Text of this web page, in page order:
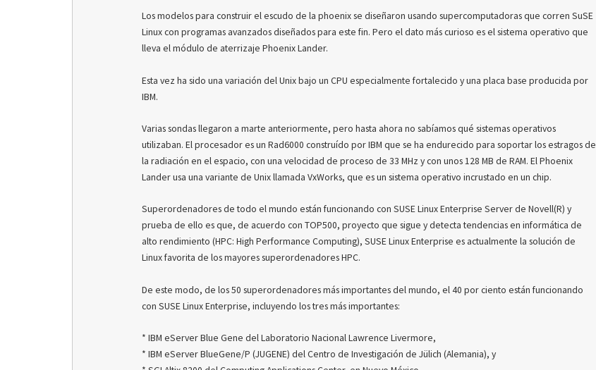
Los modelos para construir el escudo de la phoenix se diseñaron usando supercomputadoras que corren SuSE
Linux con programas avanzados diseñados para este fin. Pero el dato más curioso es el sistema operativo que
lleva el módulo de aterrizaje Phoenix Lander.
Esta vez ha sido una variación del Unix bajo un CPU especialmente fortalecido y una placa base producida por
IBM.
Varias sondas llegaron a marte anteriormente, pero hasta ahora no sabíamos qué sistemas operativos
utilizaban. El procesador es un Rad6000 construído por IBM que se ha endurecido para soportar los estragos de
la radiación en el espacio, con una velocidad de proceso de 33 MHz y con unos 128 MB de RAM. El Phoenix
Lander usa una variante de Unix llamada VxWorks, que es un sistema operativo incrustado en un chip.
Superordenadores de todo el mundo están funcionando con SUSE Linux Enterprise Server de Novell(R) y
prueba de ello es que, de acuerdo con TOP500, proyecto que sigue y detecta tendencias en informática de
alto rendimiento (HPC: High Performance Computing), SUSE Linux Enterprise es actualmente la solución de
Linux favorita de los mayores superordenadores HPC.
De este modo, de los 50 superordenadores más importantes del mundo, el 40 por ciento están funcionando
con SUSE Linux Enterprise, incluyendo los tres más importantes:
* IBM eServer Blue Gene del Laboratorio Nacional Lawrence Livermore,
* IBM eServer BlueGene/P (JUGENE) del Centro de Investigación de Jülich (Alemania), y